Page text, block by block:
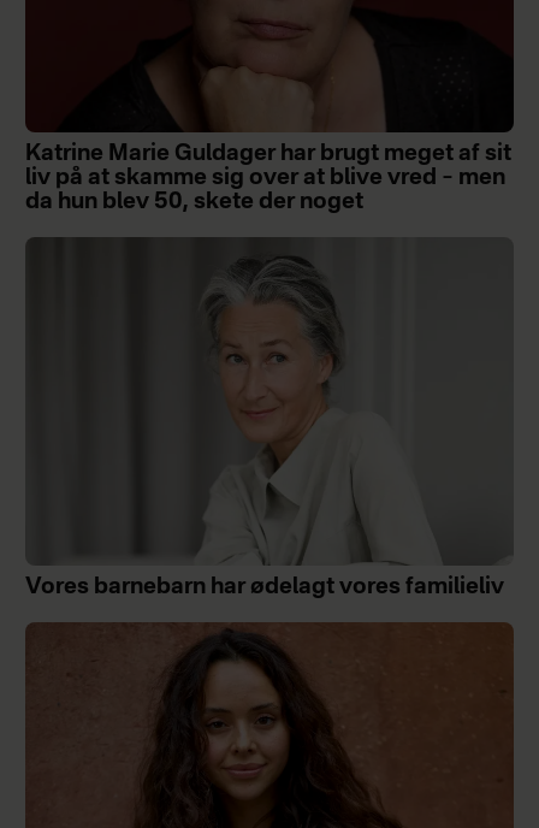
Katrine Marie Guldager har brugt meget af sit
liv på at skamme sig over at blive vred – men
da hun blev 50, skete der noget
Vores barnebarn har ødelagt vores familieliv